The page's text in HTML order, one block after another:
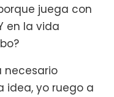
juega con
en la vida
necesario
idea, yo ruego a